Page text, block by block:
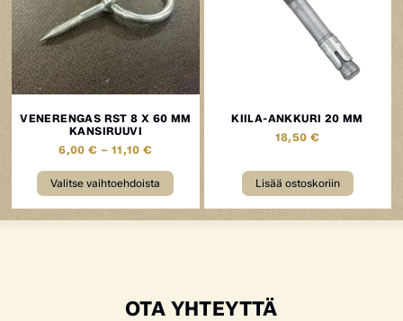
VENERENGAS RST 8 X 60 MM
KANSIRUUVI
6,00€ – 11,10€
Valitse vaihtoehdoista
KIILA-ANKKURI 20 MM
18,50€
Lisää ostoskoriin
OTA YHTEYTTÄ